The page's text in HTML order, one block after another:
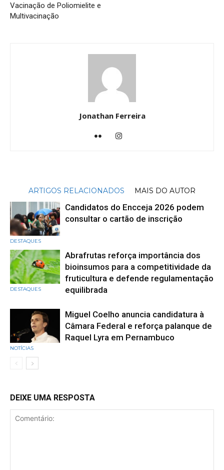
Vacinação de Poliomielite e
Multivacinação
Jonathan Ferreira
ARTIGOS RELACIONADOS MAIS DO AUTOR
DESTAQUES
Candidatos do Encceja 2026 podem
consultar o cartão de inscrição
DESTAQUES
Abrafrutas reforça importância dos
bioinsumos para a competitividade da
fruticultura e defende regulamentação
equilibrada
NOTÍCIAS
Miguel Coelho anuncia candidatura à
Câmara Federal e reforça palanque de
Raquel Lyra em Pernambuco
DEIXE UMA RESPOSTA